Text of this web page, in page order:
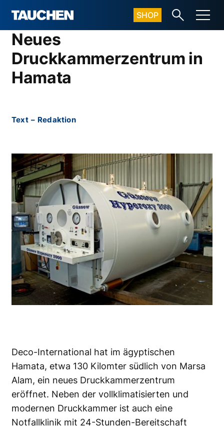
SHOP
Neues
Druckkammerzentrum in
Hamata
Text – Redaktion
Deco-International hat im ägyptischen
Hamata, etwa 130 Kilomter südlich von Marsa
Alam, ein neues Druckkammerzentrum
eröffnet. Neben der vollklimatisierten und
modernen Druckkammer ist auch eine
Notfallklinik mit 24-Stunden-Bereitschaft